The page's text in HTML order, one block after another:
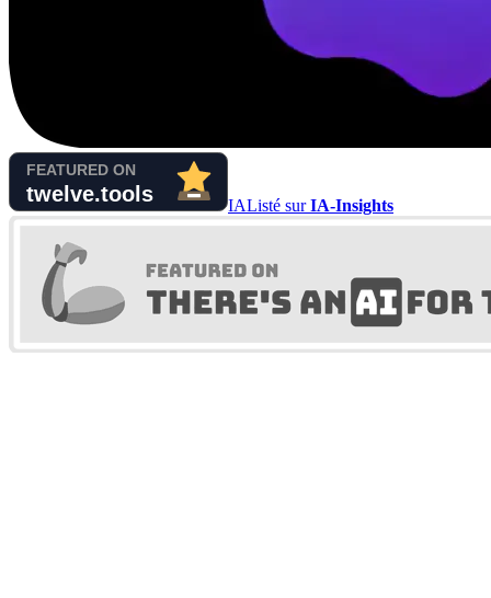
IAListé surIA-Insights